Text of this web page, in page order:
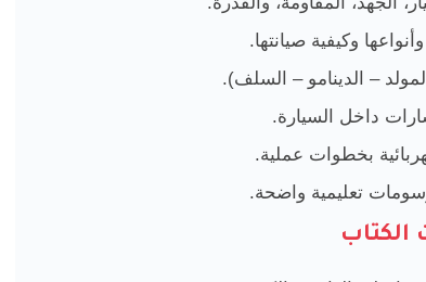
وكيفية صيانتها.
– الدينامو – السلف).
داخل السيارة.
بخطوات عملية.
تعليمية واضحة.
الكتاب